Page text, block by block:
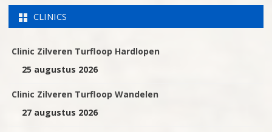
CLINICS
Clinic Zilveren Turfloop Hardlopen
25 augustus 2026
Clinic Zilveren Turfloop Wandelen
27 augustus 2026